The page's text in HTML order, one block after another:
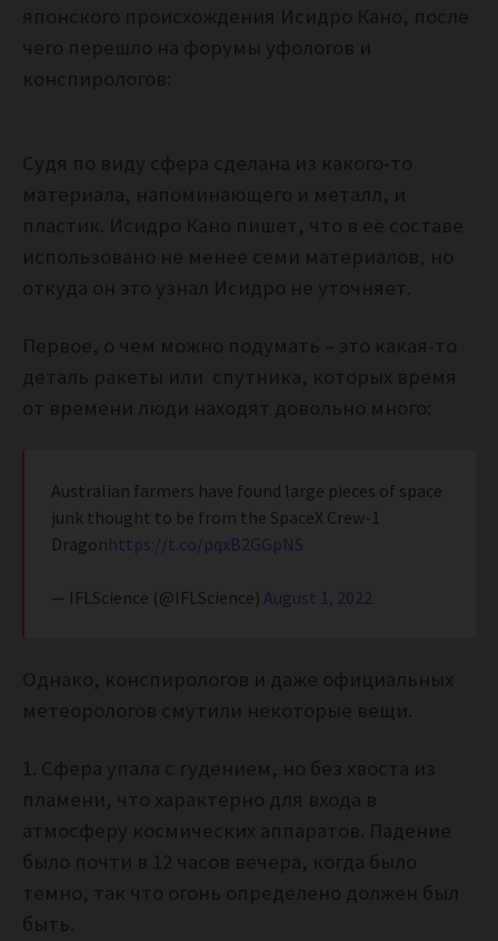
японского происхождения Исидро Кано, после
чего перешло на форумы уфологов и
конспирологов:
Судя по виду сфера сделана из какого-то
материала, напоминающего и металл, и
пластик. Исидро Кано пишет, что в её составе
использовано не менее семи материалов, но
откуда он это узнал Исидро не уточняет.
Первое, о чем можно подумать – это какая-то
деталь ракеты или спутника, которых время
от времени люди находят довольно много:
Australian farmers have found large pieces of space
junk thought to be from the SpaceX Crew-1
Dragonhttps://t.co/pqxB2GGpNS
— IFLScience (@IFLScience) August 1, 2022
Однако, конспирологов и даже официальных
метеорологов смутили некоторые вещи.
1. Сфера упала с гудением, но без хвоста из
пламени, что характерно для входа в
атмосферу космических аппаратов. Падение
было почти в 12 часов вечера, когда было
темно, так что огонь определено должен был
быть.